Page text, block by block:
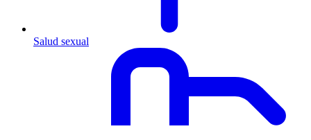
Salud sexual